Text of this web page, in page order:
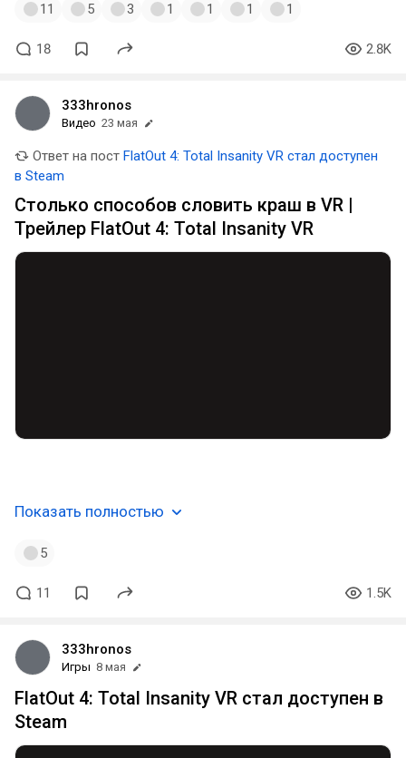
11 5 3 1 1 1 1
18 2.8K
333hronos
Видео 23 мая
Ответ на пост FlatOut 4: Total Insanity VR стал доступен
в Steam
Столько способов словить краш в VR |
Трейлер FlatOut 4: Total Insanity VR
Показать полностью
5
11 1.5K
333hronos
Игры 8 мая
FlatOut 4: Total Insanity VR стал доступен в
Steam